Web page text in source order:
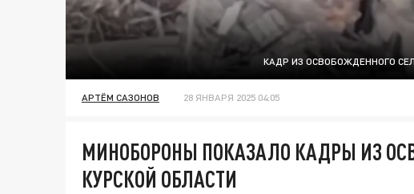
КАДР ИЗ ОСВОБОЖДЕННОГО
АРТЁМ САЗОНОВ 28 ЯНВАРЯ 2025 04:05
МИНОБОРОНЫ ПОКАЗАЛО КАДРЫ ИЗ
КУРСКОЙ ОБЛАСТИ